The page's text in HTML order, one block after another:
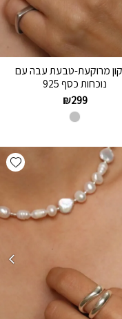
מרוקעת-טבעת עבה עם
נוכחות כסף 925
₪299